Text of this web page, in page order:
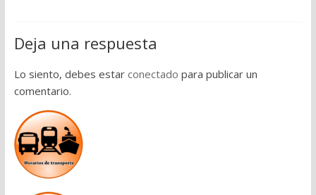
Deja una respuesta
Lo siento, debes estar conectado para publicar un
comentario.